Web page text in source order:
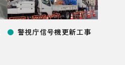
警視庁信号機更新工事